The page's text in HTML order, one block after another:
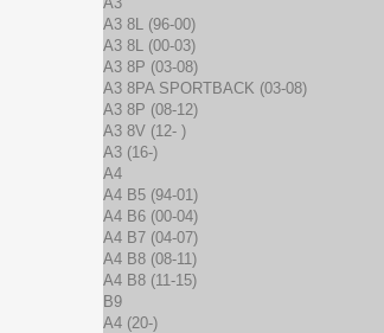
A3 8L (96-00)
A3 8L (00-03)
A3 8P (03-08)
A3 8PA SPORTBACK (03-08)
A3 8P (08-12)
A3 8V (12- )
A3 (16-)
A4
A4 B5 (94-01)
A4 B6 (00-04)
A4 B7 (04-07)
A4 B8 (08-11)
A4 B8 (11-15)
B9
A4 (20-)